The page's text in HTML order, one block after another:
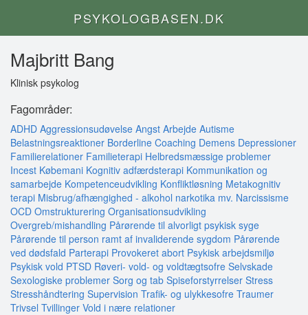
PSYKOLOGBASEN.DK
Majbritt Bang
Klinisk psykolog
Fagområder:
ADHD Aggressionsudøvelse Angst Arbejde Autisme
Belastningsreaktioner Borderline Coaching Demens Depressioner
Familierelationer Familieterapi Helbredsmæssige problemer
Incest Købemani Kognitiv adfærdsterapi Kommunikation og
samarbejde Kompetenceudvikling Konfliktløsning Metakognitiv
terapi Misbrug/afhængighed - alkohol narkotika mv. Narcissisme
OCD Omstrukturering Organisationsudvikling
Overgreb/mishandling Pårørende til alvorligt psykisk syge
Pårørende til person ramt af invaliderende sygdom Pårørende
ved dødsfald Parterapi Provokeret abort Psykisk arbejdsmiljø
Psykisk vold PTSD Røveri- vold- og voldtægtsofre Selvskade
Sexologiske problemer Sorg og tab Spiseforstyrrelser Stress
Stresshåndtering Supervision Trafik- og ulykkesofre Traumer
Trivsel Tvillinger Vold i nære relationer